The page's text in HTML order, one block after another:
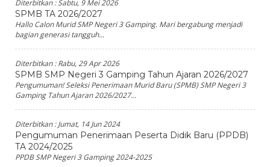
Diterbitkan :Sabtu, 9 Mei 2026
SPMB TA 2026/2027
Hallo Calon Murid SMP Negeri 3 Gamping. Mari bergabung menjadi
bagian generasi tangguh...
Diterbitkan :Rabu, 29 Apr 2026
SPMB SMP Negeri 3 Gamping Tahun Ajaran 2026/2027
Pengumuman! Seleksi Penerimaan Murid Baru (SPMB) SMP Negeri 3
Gamping Tahun Ajaran 2026/2027...
Diterbitkan :Jumat, 14 Jun 2024
Pengumuman Penerimaan Peserta Didik Baru (PPDB)
TA 2024/2025
PPDB SMP Negeri 3 Gamping 2024-2025